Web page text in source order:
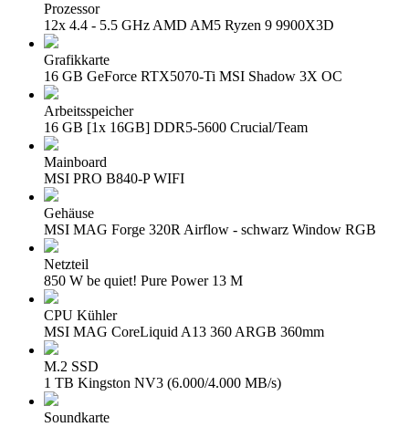
Prozessor
12x 4.4 - 5.5 GHz AMD AM5 Ryzen 9 9900X3D
Grafikkarte
16 GB GeForce RTX5070-Ti MSI Shadow 3X OC
Arbeitsspeicher
16 GB [1x 16GB] DDR5-5600 Crucial/Team
Mainboard
MSI PRO B840-P WIFI
Gehäuse
MSI MAG Forge 320R Airflow - schwarz Window RGB
Netzteil
850 W be quiet! Pure Power 13 M
CPU Kühler
MSI MAG CoreLiquid A13 360 ARGB 360mm
M.2 SSD
1 TB Kingston NV3 (6.000/4.000 MB/s)
Soundkarte